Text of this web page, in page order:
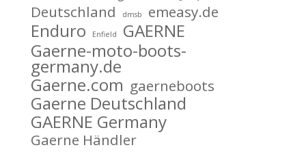
Deutschland dmsb emeasy.de
Enduro Enfield
GAERNE
Gaerne-moto-boots-
germany.de
Gaerne.com gaerneboots
Gaerne Deutschland
GAERNE Germany
Gaerne Händler